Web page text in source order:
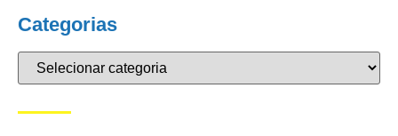
Categorias